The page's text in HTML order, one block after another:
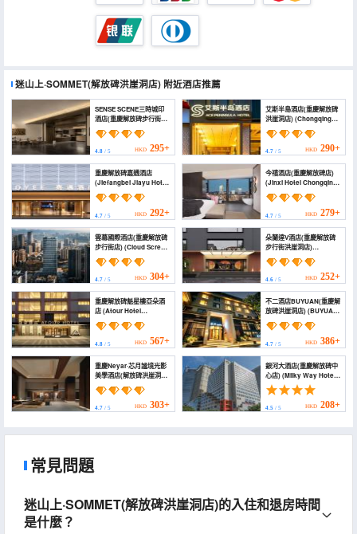
迷山上·SOMMET(解放碑洪崖洞店) 附近酒店推薦
SENSE SCENE三時城印
酒店(重慶解放碑步行街店)
(SENSE SCENE HOTEL
(Chongqing Jiefangbei
Pedestrian Street))
4.8 / 5 HKD 295+
艾斯半島酒店(重慶解放碑
洪崖洞店) (Chongqing
Ace Peninsula Hotel)
4.7/ 5 HKD 290+
重慶解放碑嘉遇酒店
(Jiefangbei Jiayu Hotel,
Chongqing)
4.7 / 5 HKD 292+
今禧酒店(重慶解放碑店)
(Jinxi Hotel Chongqing
Jiefangbei Store)
4.7/ 5 HKD 279+
雲幕國際酒店(重慶解放碑
步行街店) (Cloud Screen
International Hotel)
4.7 / 5 HKD 304+
朵蘭達V酒店(重慶解放碑
步行街洪崖洞店)
(DoALand V
Hotel（Jiefangbei Hong
Ya Dong Area）)
4.6/ 5 HKD 252+
重慶解放碑魁星樓亞朵酒
店 (Atour Hotel
Kuixinglou,Jiefangbei
Chongqing)
4.8 / 5 HKD 567+
不二酒店BUYUAN(重慶解
放碑洪崖洞店) (BUYUAN
HOTEL)
4.7/ 5 HKD 386+
重慶Neyar·芯月謐境光影
美學酒店(解放碑洪崖洞店)
(Chongqing Neyar
Hotel · Xinyue Secret
Light and Shadow
Aesthetics Hotel)
4.7 / 5 HKD 303+
銀河大酒店(重慶解放碑中
心店) (Milky Way Hotel
(Chongqing Jiefangbei
Center))
4.5/ 5 HKD 208+
常見問題
迷山上·SOMMET(解放碑洪崖洞店)的入住和退房時間
是什麼？